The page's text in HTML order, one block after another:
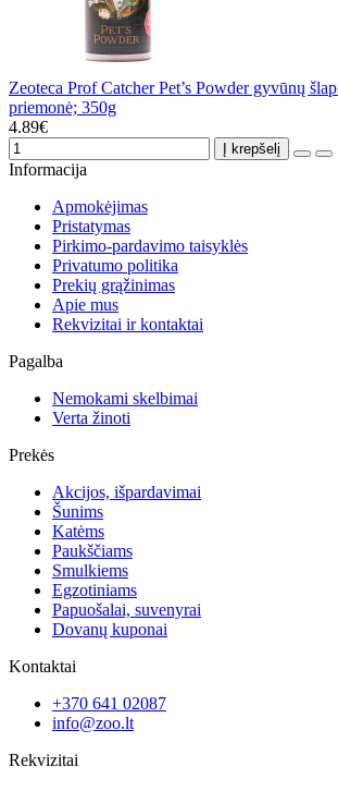
Zeoteca Prof Catcher Pet’s Powder gyvūnų
priemonė; 350g
4.89€
Į krepšelį
Informacija
Apmokėjimas
Pristatymas
Pirkimo-pardavimo taisyklės
Privatumo politika
Prekių grąžinimas
Apie mus
Rekvizitai ir kontaktai
Pagalba
Nemokami skelbimai
Verta žinoti
Prekės
Akcijos, išpardavimai
Šunims
Katėms
Paukščiams
Smulkiems
Egzotiniams
Papuošalai, suvenyrai
Dovanų kuponai
Kontaktai
+370 641 02087
info@zoo.lt
Rekvizitai